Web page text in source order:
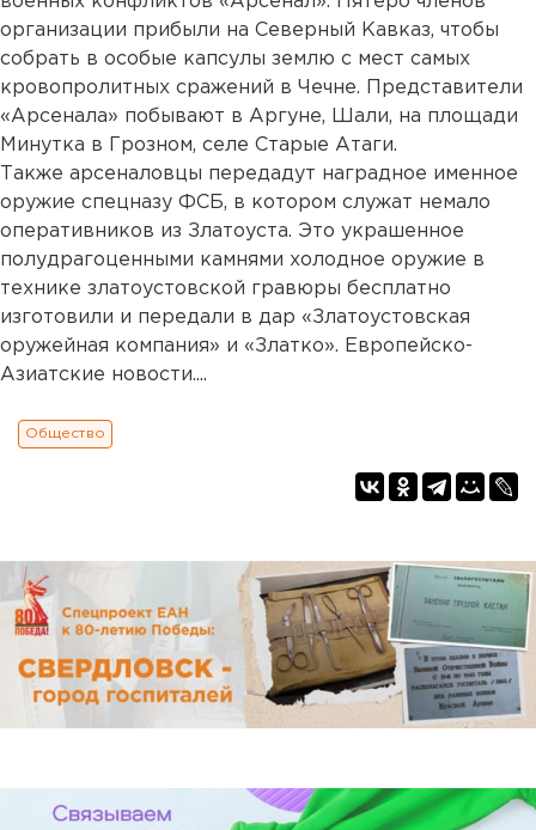
организации прибыли на Северный Кавказ, чтобы
собрать в особые капсулы землю с мест самых
кровопролитных сражений в Чечне. Представители
«Арсенала» побывают в Аргуне, Шали, на площади
Минутка в Грозном, селе Старые Атаги.
Также арсеналовцы передадут наградное именное
оружие спецназу ФСБ, в котором служат немало
оперативников из Златоуста. Это украшенное
полудрагоценными камнями холодное оружие в
технике златоустовской гравюры бесплатно
изготовили и передали в дар «Златоустовская
оружейная компания» и «Златко». Европейско-
Азиатские новости....
Общество